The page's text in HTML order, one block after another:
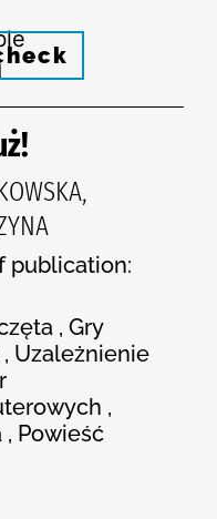
publication:
, Gry
Uzależnienie
,
, Powieść